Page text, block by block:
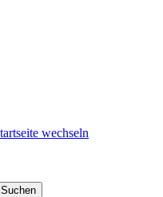
Suchen